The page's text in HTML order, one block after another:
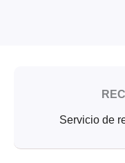
Servicio de